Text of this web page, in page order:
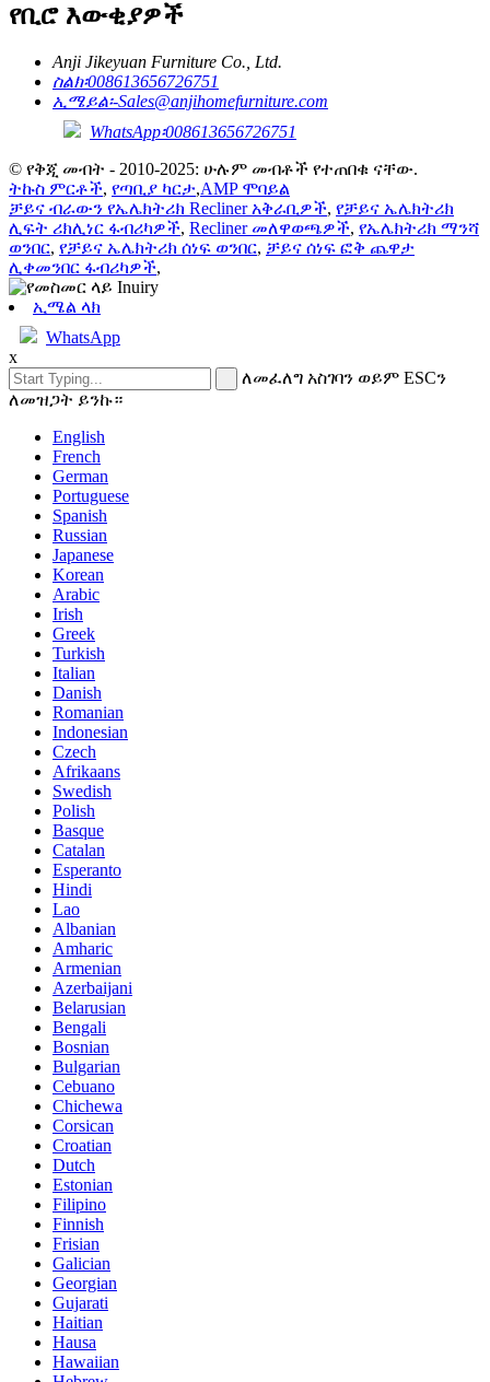
የቢሮ እውቂያዎች
Anji Jikeyuan Furniture Co., Ltd.
ስልክ፡008613656726751
ኢሜይል፡-Sales@anjihomefurniture.com
WhatsApp፡008613656726751
© የቅጂ መብት - 2010-2025: ሁሉም መብቶች የተጠበቁ ናቸው.
ትኩስ ምርቶች, የጣቢያ ካርታ,AMP ሞባይል
ቻይና ብራውን የኤሌክትሪክ Recliner አቅራቢዎች, የቻይና ኤሌክትሪክ
ሊፍት ሪክሊነር ፋብሪካዎች, Recliner መለዋወጫዎች, የኤሌክትሪክ ማንሻ
ወንበር, የቻይና ኤሌክትሪክ ሰነፍ ወንበር, ቻይና ሰነፍ ፎቅ ጨዋታ
ሊቀመንበር ፋብሪካዎች,
ኢሜል ላክ
WhatsApp
x
ለመፈለግ አስገባን ወይም ESCን
ለመዝጋት ይንኩ።
English
French
German
Portuguese
Spanish
Russian
Japanese
Korean
Arabic
Irish
Greek
Turkish
Italian
Danish
Romanian
Indonesian
Czech
Afrikaans
Swedish
Polish
Basque
Catalan
Esperanto
Hindi
Lao
Albanian
Amharic
Armenian
Azerbaijani
Belarusian
Bengali
Bosnian
Bulgarian
Cebuano
Chichewa
Corsican
Croatian
Dutch
Estonian
Filipino
Finnish
Frisian
Galician
Georgian
Gujarati
Haitian
Hausa
Hawaiian